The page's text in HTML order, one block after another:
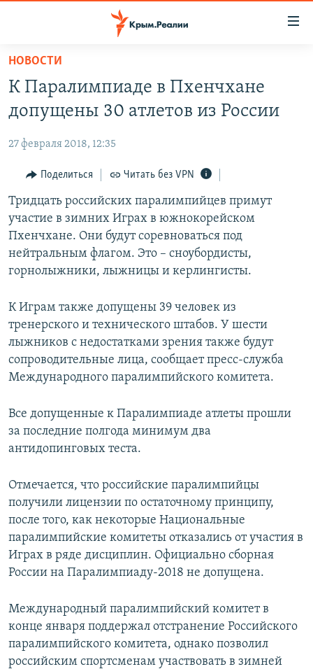
Вернуться
основному
содержанию
Вернутся
навигации
Вернутся
поиску
СПЕЦПРОЕКТЫ
КАРТА ВОЕННЫХ ОБЪЕКТОВ КРЫМА
11 ЛЕТ ОККУПАЦИИ КРЫМА. 11 ИСТОРИЙ СОПРОТИВЛЕНИЯ
ВОДА
ИСТОРИЯ
ЕЩЕ
ИНТЕРАКТИВ
ТЕЛЕПРОЕКТ КРЫМ.РЕАЛИИ
СОВЕТЫ ПРАВОЗАЩИТНИКОВ
ПРОПАВШИЕ БЕЗ ВЕСТИ
ПОБЕДИТЕЛЕЙ НЕ СУДЯТ?
ELIFBE
РАДІО СВОБОДА
КАК ОБОЙТИ БЛОКИРОВКУ
Українською
ПРИСОЕДИНЯЙТЕСЬ!
Все сайты RFE/RL
НОВОСТИ
К Паралимпиаде в Пхенчхане
допущены 30 атлетов из России
27 февраля 2018, 12:35
Поделиться Читать без VPN
Тридцать российских паралимпийцев примут
участие в зимних Играх в южнокорейском
Пхенчхане. Они будут соревноваться под
нейтральным флагом. Это – сноубордисты,
горнолыжники, лыжницы и керлингисты.
К Играм также допущены 39 человек из
тренерского и технического штабов. У шести
лыжников с недостатками зрения также будут
сопроводительные лица, сообщает пресс-служба
Международного паралимпийского комитета.
Все допущенные к Паралимпиаде атлеты прошли
за последние полгода минимум два
антидопинговых теста.
Отмечается, что российские паралимпийцы
получили лицензии по остаточному принципу,
после того, как некоторые Национальные
паралимпийские комитеты отказались от участия в
Играх в ряде дисциплин. Официально сборная
России на Паралимпиаду-2018 не допущена.
Международный паралимпийский комитет в
конце января поддержал отстранение Российского
паралимпийского комитета, однако позволил
российским спортсменам участвовать в зимней